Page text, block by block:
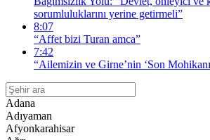
sorumluluklarını yerine getirmeli”
8:07
“Affet bizi Turan amca”
7:42
“Ailemizin ve Girne’nin ‘Son
Adana
Adıyaman
Afyonkarahisar